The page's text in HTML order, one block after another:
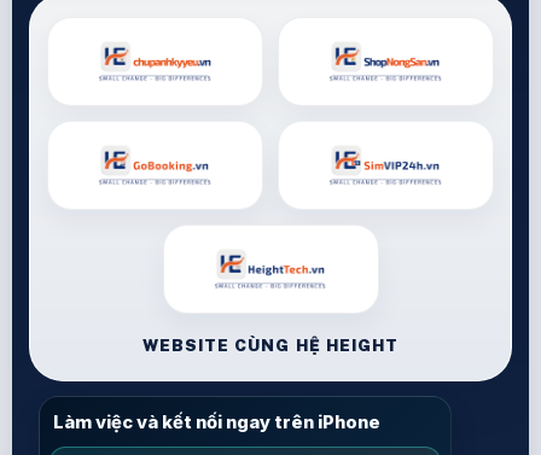
WEBSITE CÙNG HỆ HEIGHT
Làm việc và kết nối ngay trên iPhone